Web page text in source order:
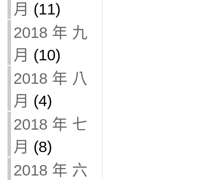
月 (11)
2018 年 九
月 (10)
2018 年 八
月 (4)
2018 年 七
月 (8)
2018 年 六